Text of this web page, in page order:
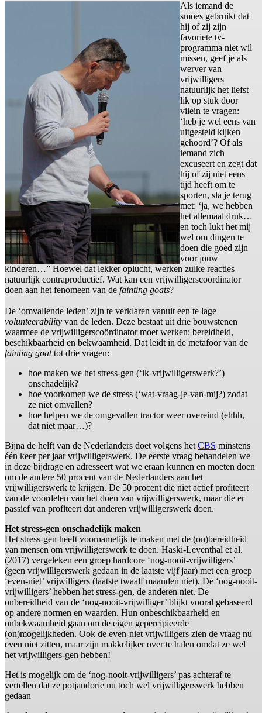
Als iemand de
smoes gebruikt dat
hij of zij zijn
favoriete tv-
programma niet wil
missen, geef je als
werver van
vrijwilligers
natuurlijk het liefst
lik op stuk door
vilein te vragen:
‘heb je wel eens van
uitgesteld kijken
gehoord’? Of als
iemand zich
excuseert en zegt dat
hij of zij niet eens
tijd heeft om te
sporten, sla je terug
met: ‘ja, we hebben
het allemaal druk…
en toch lukt het mij
wel om dingen te
doen die goed zijn
voor jouw
kinderen…” Hoewel dat lekker oplucht, werken zulke reacties
natuurlijk contraproductief. Wat kan een vrijwilligerscoördinator
doen aan het fenomeen van de fainting goats?
De ‘omvallende leden’ zijn te verklaren vanuit een te lage
volunteerability van de leden. Deze bestaat uit drie bouwstenen
waarmee de vrijwilligerscoördinator moet werken: bereidheid,
beschikbaarheid en bekwaamheid. Dat leidt in de metafoor van de
fainting goattot drie vragen:
hoe maken we het stress-gen (‘ik-vrijwilligerswerk?’)
onschadelijk?
hoe voorkomen we de stress (‘wat-vraag-je-van-mij?) zodat
ze niet omvallen?
hoe helpen we de omgevallen tractor weer overeind (ehhh,
dat niet maar…)?
Bijna de helft van de Nederlanders doet volgens hetCBS minstens
één keer per jaar vrijwilligerswerk. De eerste vraag behandelen we
in deze bijdrage en adresseert wat we eraan kunnen en moeten doen
om de andere 50 procent van de Nederlanders aan het
vrijwilligerswerk te krijgen. De 50 procent die niet actief profiteert
van de voordelen van het doen van vrijwilligerswerk, maar die er
passief van profiteert dat anderen vrijwilligerswerk doen.
Het stress-gen onschadelijk maken
Het stress-gen heeft voornamelijk te maken met de (on)bereidheid
van mensen om vrijwilligerswerk te doen. Haski-Leventhal et al.
(2017) vergeleken een groep hardcore ‘nog-nooit-vrijwilligers’
(geen vrijwilligerswerk gedaan in de laatste vijf jaar) met een groep
‘even-niet’ vrijwilligers (laatste twaalf maanden niet). De ‘nog-nooit-
vrijwilligers’ hebben het stress-gen, de anderen niet. De
onbereidheid van de ‘nog-nooit-vrijwilliger’ blijkt vooral gebaseerd
op andere normen en waarden. Hun onbeschikbaarheid en
onbekwaamheid gaan om de eigen gepercipieerde
(on)mogelijkheden. Ook de even-niet vrijwilligers zien de vraag nu
even niet zitten, maar zijn makkelijker over te halen omdat ze wel
het vrijwilligers-gen hebben!
Het is mogelijk om de ‘nog-nooit-vrijwilligers’ pas achteraf te
vertellen dat ze potjandorie nu toch wel vrijwilligerswerk hebben
gedaan